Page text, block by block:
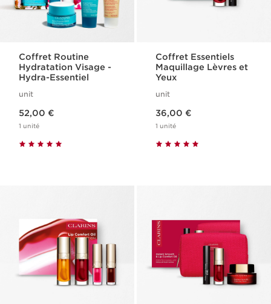
Coffret Routine
Hydratation Visage -
Hydra-Essentiel
unit
52,00 €
1 unité
Coffret Essentiels
Maquillage Lèvres et
Yeux
unit
36,00 €
1 unité